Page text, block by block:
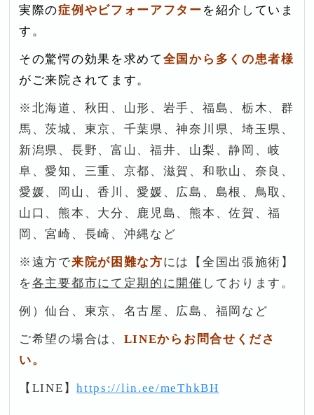
実際の症例や ビフォーアフター を紹介していま
す。
その驚愕の効果を求めて 全国から多くの患者様
がご来院されてます。
※北海道、秋田、山形、岩手、福島、栃木、群
馬、茨城、東京、千葉県、神奈川県、埼玉県、
新潟県、長野、富山、福井、山梨、静岡、岐
阜、愛知、三重、京都、滋賀、和歌山、奈良、
愛媛、岡山、香川、愛媛、広島、島根、鳥取、
山口、熊本、大分、鹿児島、熊本、佐賀、福
岡、宮崎、長崎、沖縄など
※遠方で来院が困難な方には【全国出張施術】
を各主要都市にて定期的に開催 しております。
例）仙台、東京、名古屋、広島、福岡など
ご希望の場合は、 LINEからお問合せくださ
い。
【LINE】https://lin.ee/meThkBH